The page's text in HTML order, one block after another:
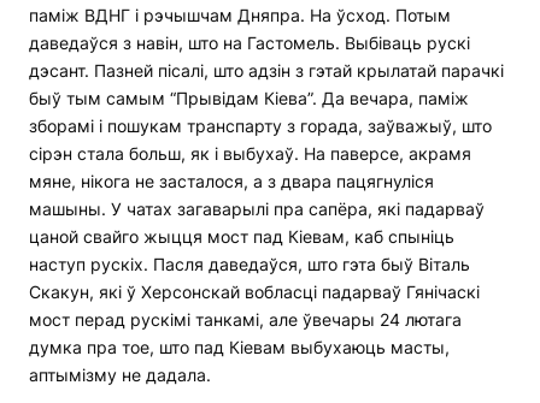
паміж ВДНГ і рэчышчам Дняпра. На ўсход. Потым
даведаўся з навін, што на Гастомель. Выбіваць рускі
дэсант. Пазней пісалі, што адзін з гэтай крылатай парачкі
быў тым самым “Прывідам Кіева”. Да вечара, паміж
зборамі і пошукам транспарту з горада, заўважыў, што
сірэн стала больш, як і выбухаў. На паверсе, акрамя
мяне, нікога не засталося, а з двара пацягнуліся
машыны. У чатах загаварылі пра сапёра, які падарваў
цаной свайго жыцця мост пад Кіевам, каб спыніць
наступ рускіх. Пасля даведаўся, што гэта быў Віталь
Скакун, які ў Херсонскай вобласці падарваў Гянічаскі
мост перад рускімі танкамі, але ўвечары 24 лютага
думка пра тое, што пад Кіевам выбухаюць масты,
аптымізму не дадала.